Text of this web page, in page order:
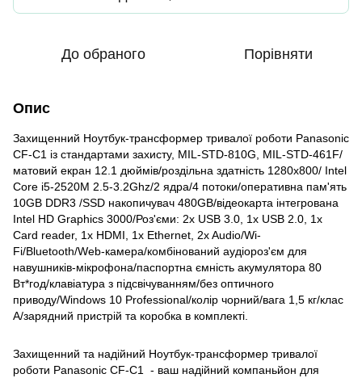
До обраного Порівняти
Опис
Захищенний Ноутбук-трансформер тривалої роботи Panasonic
CF-С1 із стандартами захисту, MIL-STD-810G, MIL-STD-461F/
матовий екран 12.1 дюймів/роздільна здатність 1280x800/ Intel
Core i5-2520М 2.5-3.2Ghz/2 ядра/4 потоки/оперативна пам'ять
10GB DDR3 /SSD накопичувач 480GB/відеокарта інтегрована
Intel HD Graphics 3000/Роз'єми: 2x USB 3.0, 1x USB 2.0, 1x
Card reader, 1x HDMI, 1x Ethernet, 2x Audio/Wi-
Fi/Bluetooth/Web-камера/комбінований аудіороз'єм для
навушників-мікрофона/паспортна ємність акумулятора 80
Вт*год/клавіатура з підсвічуванням/без оптичного
приводу/Windows 10 Professional/колір чорний/вага 1,5 кг/клас
A/зарядний пристрій та коробка в комплекті.
Захищенний та надійний Ноутбук-трансформер тривалої
роботи Panasonic CF-С1 - ваш надійний компаньйон для